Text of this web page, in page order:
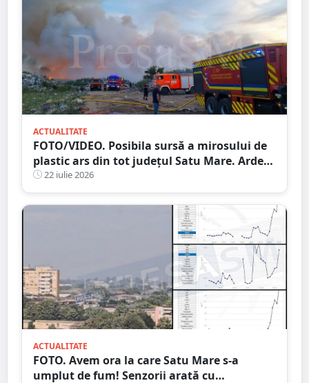
ACTUALITATE
FOTO/VIDEO. Posibila sursă a mirosului de
plastic ars din tot județul Satu Mare. Arde
un depozitul de deșeuri, la aproximativ 15
kilometri de granița României
22 iulie 2026
ACTUALITATE
FOTO. Avem ora la care Satu Mare s-a
umplut de fum! Senzorii arată cu